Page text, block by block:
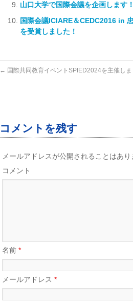
山口大学で国際会議を企画します！
国際会議ICIARE＆CEDC2016 in
を受賞しました！
← 国際共同教育イベントSPIED2024を主催しま
コメントを残す
メールアドレスが公開されることはあり
コメント
名前 *
メールアドレス *